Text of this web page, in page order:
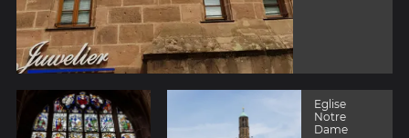
Eglise
Notre
Dame